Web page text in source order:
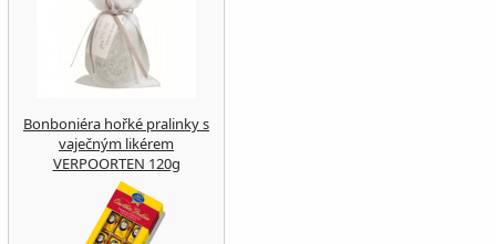
Bonboniéra hořké pralinky s
vaječným likérem
VERPOORTEN 120g